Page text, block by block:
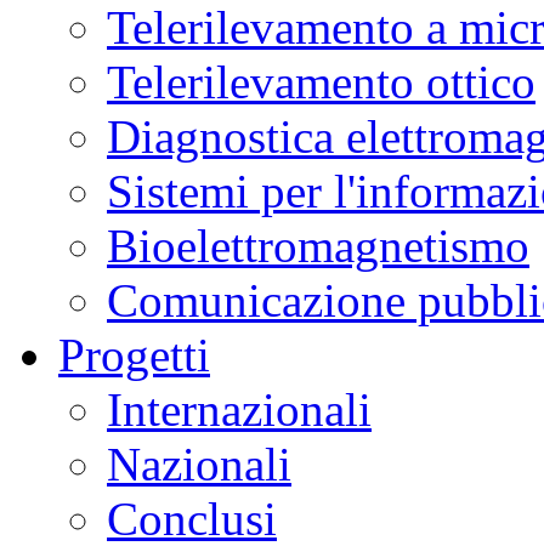
Telerilevamento a
Telerilevamento ottico
Diagnostica
Sistemi per
Bioelettromagnetismo
Comunicazione
Progetti
Internazionali
Nazionali
Conclusi